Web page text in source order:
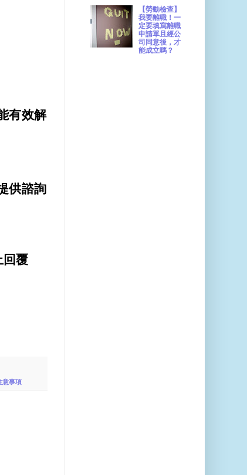
有效解
供諮詢
回覆
意事項
【勞動檢查】
我要離職！一
定要填寫離職
申請單且經公
司同意後，才
能成立嗎？